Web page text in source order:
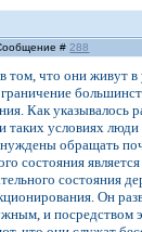
# 288
что они живут в
Как указывалось
условиях
обращать
состояния
состояния
Он
и посредством